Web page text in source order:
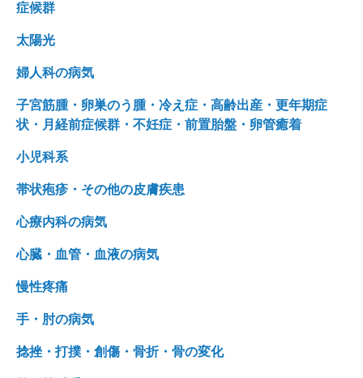
症候群
太陽光
婦人科の病気
子宮筋腫・卵巣のう腫・冷え症・高齢出産・更年期症
状・月経前症候群・不妊症・前置胎盤・卵管癒着
小児科系
帯状疱疹・その他の皮膚疾患
心療内科の病気
心臓・血管・血液の病気
慢性疼痛
手・肘の病気
捻挫・打撲・創傷・骨折・骨の変化